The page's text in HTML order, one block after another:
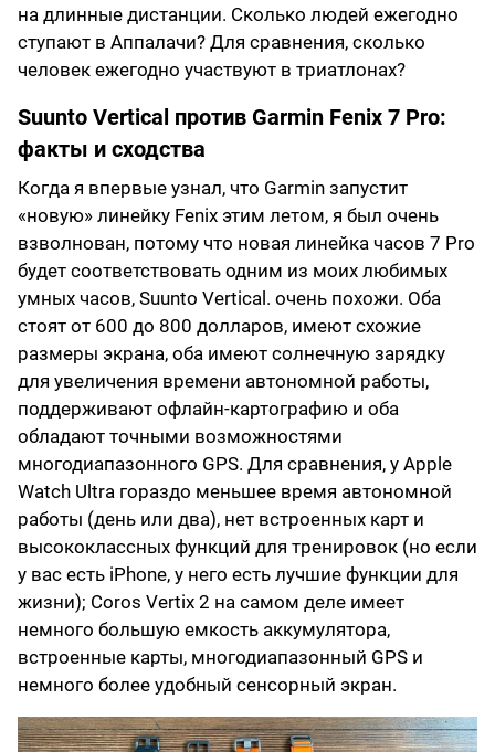
на длинные дистанции. Сколько людей ежегодно
ступают в Аппалачи? Для сравнения, сколько
человек ежегодно участвуют в триатлонах?
Suunto Vertical против Garmin Fenix ​​​​7 Pro:
факты и сходства
Когда я впервые узнал, что Garmin запустит
«новую» линейку Fenix ​​этим летом, я был очень
взволнован, потому что новая линейка часов 7 Pro
будет соответствовать одним из моих любимых
умных часов, Suunto Vertical. очень похожи. Оба
стоят от 600 до 800 долларов, имеют схожие
размеры экрана, оба имеют солнечную зарядку
для увеличения времени автономной работы,
поддерживают офлайн-картографию и оба
обладают точными возможностями
многодиапазонного GPS. Для сравнения, у Apple
Watch Ultra гораздо меньшее время автономной
работы (день или два), нет встроенных карт и
высококлассных функций для тренировок (но если
у вас есть iPhone, у него есть лучшие функции для
жизни); Coros Vertix 2 на самом деле имеет
немного большую емкость аккумулятора,
встроенные карты, многодиапазонный GPS и
немного более удобный сенсорный экран.